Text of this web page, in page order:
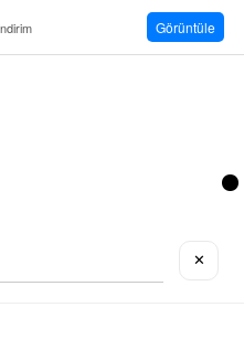
✕
Görüntüle